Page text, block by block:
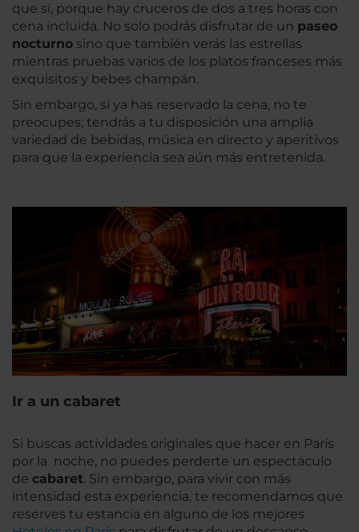
que sí, porque hay cruceros de dos a tres horas con
cena incluida. No solo podrás disfrutar de un paseo
nocturno sino que también verás las estrellas
mientras pruebas varios de los platos franceses más
exquisitos y bebes champán.
Sin embargo, si ya has reservado la cena, no te
preocupes; tendrás a tu disposición una amplia
variedad de bebidas, música en directo y aperitivos
para que la experiencia sea aún más entretenida.
Ir a un cabaret
Si buscas actividades originales que hacer en París
por la noche, no puedes perderte un espectáculo
de cabaret. Sin embargo, para vivir con más
intensidad esta experiencia, te recomendamos que
reserves tu estancia en alguno de los mejores